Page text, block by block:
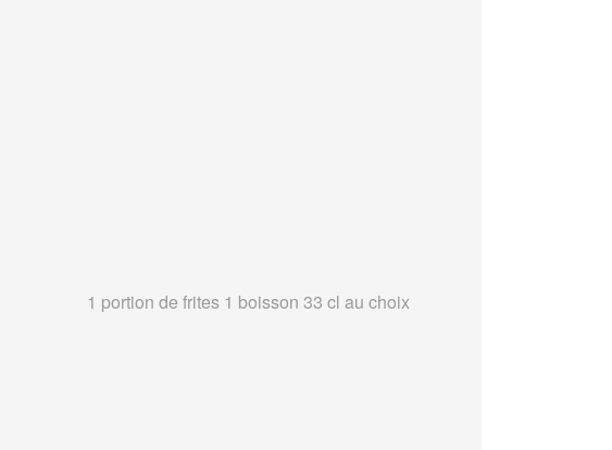
1 portion de frites 1 boisson 33 cl au choix